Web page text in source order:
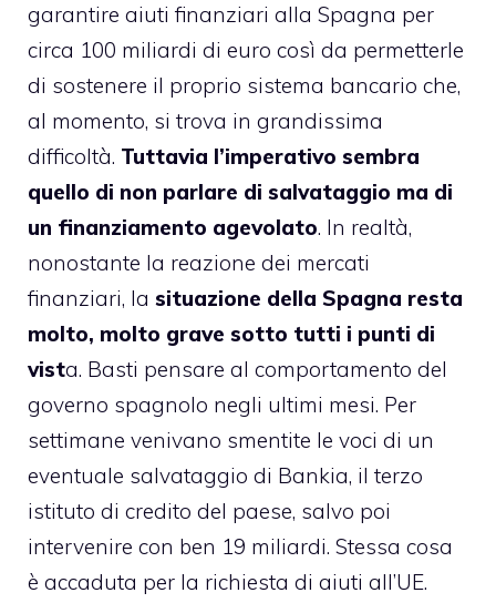
garantire aiuti finanziari alla Spagna per
circa 100 miliardi di euro così da permetterle
di sostenere il proprio sistema bancario che,
al momento, si trova in grandissima
difficoltà. Tuttavia l’imperativo sembra
quello di non parlare di salvataggio ma di
un finanziamento agevolato. In realtà,
nonostante la reazione dei mercati
finanziari, la situazione della Spagna resta
molto, molto grave sotto tutti i punti di
vista. Basti pensare al comportamento del
governo spagnolo negli ultimi mesi. Per
settimane venivano smentite le voci di un
eventuale salvataggio di Bankia, il terzo
istituto di credito del paese, salvo poi
intervenire con ben 19 miliardi. Stessa cosa
è accaduta per la richiesta di aiuti all’UE.